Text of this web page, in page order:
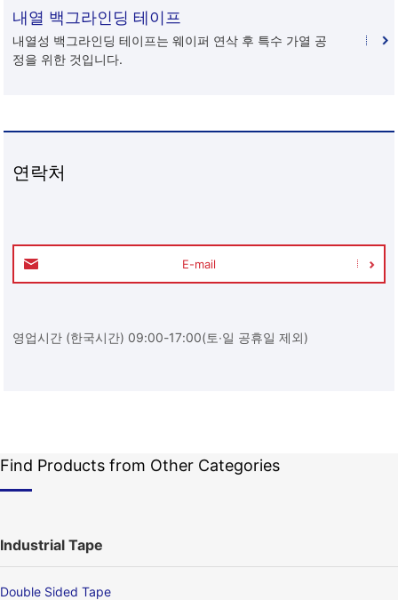
내열 백그라인딩 테이프
내열성 백그라인딩 테이프는 웨이퍼 연삭 후 특수 가열 공
정을 위한 것입니다.
연락처
E-mail
영업시간 (한국시간) 09:00-17:00(토∙일 공휴일 제외)
Find Products from Other Categories
Industrial Tape
Double Sided Tape